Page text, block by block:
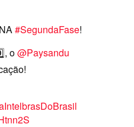
#SegundaFase!
o@Paysandu